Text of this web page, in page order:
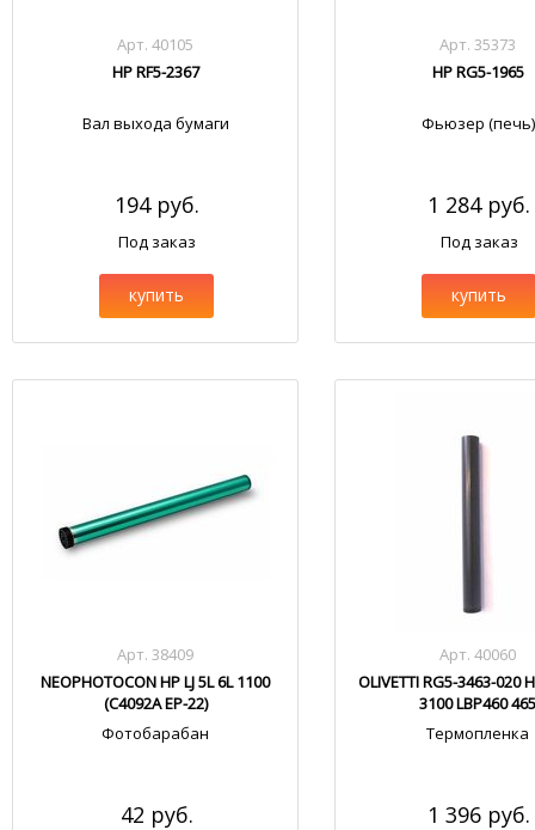
Арт. 40105
HP RF5-2367
Вал выхода бумаги
194 руб.
Под заказ
купить
Арт. 35373
HP RG5-1965
Фьюзер (печь)
1 284 руб.
Под заказ
купить
Арт. 38409
NEOPHOTOCON HP LJ 5L 6L 1100
(C4092A EP-22)
Фотобарабан
42 руб.
Арт. 40060
OLIVETTI RG5-3463-020
3100 LBP460
Термопленка
1 396 руб.